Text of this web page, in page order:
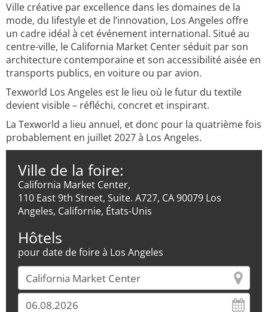
Ville créative par excellence dans les domaines de la
mode, du lifestyle et de l’innovation, Los Angeles offre
un cadre idéal à cet événement international. Situé au
centre-ville, le California Market Center séduit par son
architecture contemporaine et son accessibilité aisée en
transports publics, en voiture ou par avion.
Texworld Los Angeles est le lieu où le futur du textile
devient visible – réfléchi, concret et inspirant.
La Texworld a lieu annuel, et donc pour la quatrième fois
probablement en juillet 2027 à Los Angeles.
Ville de la foire:
California Market Center,
110 East 9th Street, Suite. A727, CA 90079 Los
Angeles, Californie, États-Unis
Hôtels
pour date de foire à Los Angeles